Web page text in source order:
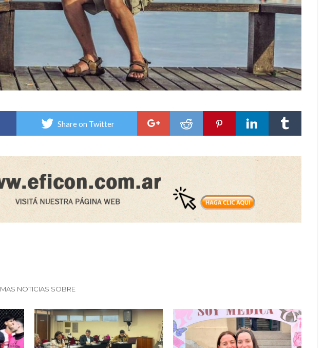
Share on Twitter
MAS NOTICIAS SOBRE